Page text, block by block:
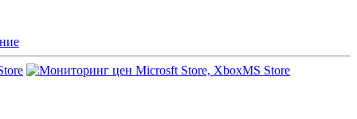
MS Store